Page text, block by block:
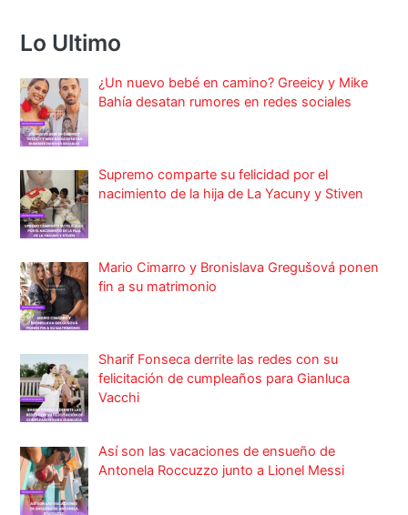
Lo Ultimo
¿Un nuevo bebé en camino? Greeicy y Mike
Bahía desatan rumores en redes sociales
Supremo comparte su felicidad por el
nacimiento de la hija de La Yacuny y Stiven
Mario Cimarro y Bronislava Gregušová ponen
fin a su matrimonio
Sharif Fonseca derrite las redes con su
felicitación de cumpleaños para Gianluca
Vacchi
Así son las vacaciones de ensueño de
Antonela Roccuzzo junto a Lionel Messi